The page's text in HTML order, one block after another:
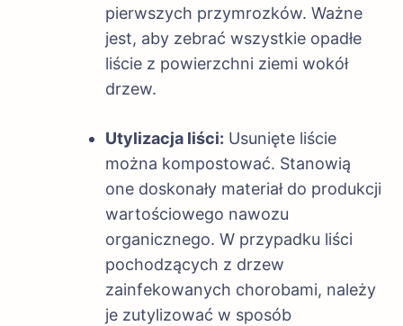
pierwszych przymrozków. Ważne
jest, aby zebrać wszystkie opadłe
liście z powierzchni ziemi wokół
drzew.
Utylizacja liści: Usunięte liście
można kompostować. Stanowią
one doskonały materiał do produkcji
wartościowego nawozu
organicznego. W przypadku liści
pochodzących z drzew
zainfekowanych chorobami, należy
je zutylizować w sposób